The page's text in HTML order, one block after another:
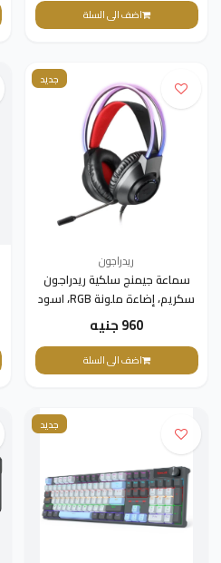
اضف الى السلة
جديد
ريدراجون
سماعة جيمنج سلكية ريدراجون
سكريم، إضاءة ملونة RGB، اسود
- H231
960 جنيه
اضف الى السلة
جديد